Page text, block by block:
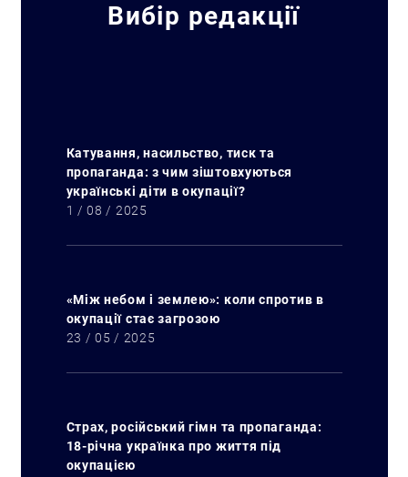
Вибір редакції
Катування, насильство, тиск та
пропаганда: з чим зіштовхуються
українські діти в окупації?
1 / 08 / 2025
«Між небом і землею»: коли спротив в
окупації стає загрозою
23 / 05 / 2025
Страх, російський гімн та пропаганда:
18-річна українка про життя під
окупацією